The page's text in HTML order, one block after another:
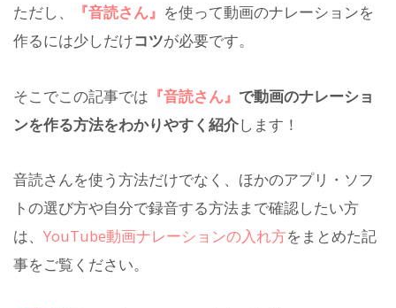
ただし、 『音読さん』 を使って動画のナレーションを
作るには少しだけコツが必要です。
そこでこの記事では 『音読さん』 で動画のナレーショ
ンを作る方法をわかりやすく紹介します！
音読さんを使う方法だけでなく、ほかのアプリ・ソフ
トの選び方や自分で録音する方法まで確認したい方
は、 YouTube動画ナレーションの入れ方をまとめた記
事をご覧ください。